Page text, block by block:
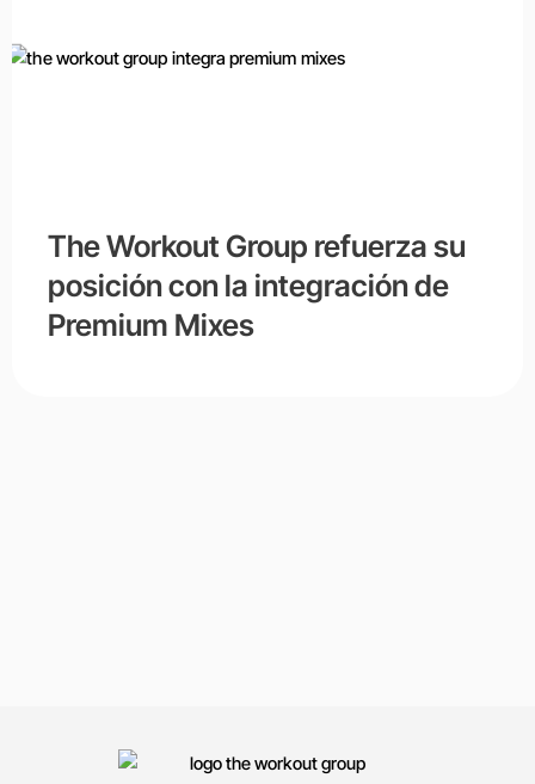
The Workout Group refuerza su
posición con la integración de
Premium Mixes